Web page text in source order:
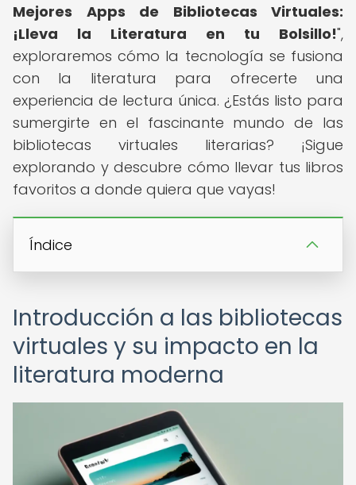
Mejores Apps de Bibliotecas Virtuales:
¡Lleva la Literatura en tu Bolsillo!",
exploraremos cómo la tecnología se fusiona
con la literatura para ofrecerte una
experiencia de lectura única. ¿Estás listo para
sumergirte en el fascinante mundo de las
bibliotecas virtuales literarias? ¡Sigue
explorando y descubre cómo llevar tus libros
favoritos a donde quiera que vayas!
Índice
Introducción a las bibliotecas
virtuales y su impacto en la
literatura moderna